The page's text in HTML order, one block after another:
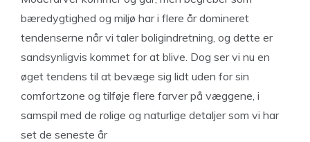
bæredygtighed og miljø har i flere år domineret
tendenserne når vi taler boligindretning, og dette er
sandsynligvis kommet for at blive. Dog ser vi nu en
øget tendens til at bevæge sig lidt uden for sin
comfortzone og tilføje flere farver på væggene, i
samspil med de rolige og naturlige detaljer som vi har
set de seneste år